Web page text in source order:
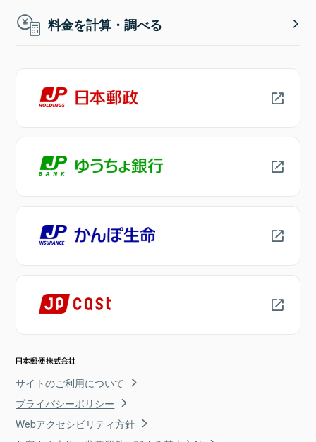
料金を計算・調べる
サイトのご利用について
プライバシーポリシー
Webアクセシビリティ方針